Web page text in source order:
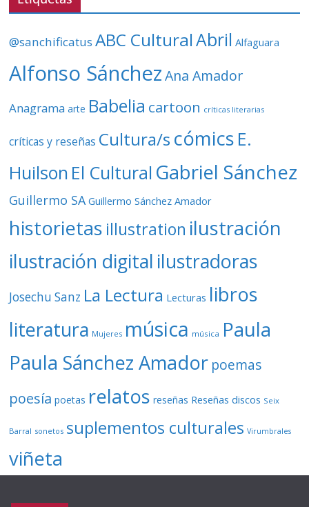
í
e
@sanchificatus ABC CulturalAbril Alfaguara
Alfonso Sánchez Ana Amador
Anagrama arte Babelia cartoon críticas literarias
críticas y reseñas Cultura/s cómics E.
Huilson El Cultural Gabriel Sánchez
Guillermo SA Guillermo Sánchez Amador
historietas illustration ilustración
ilustración digital ilustradoras
Josechu Sanz La Lectura Lecturas libros
literatura Mujeres música música Paula
Paula Sánchez Amador poemas
poesía poetas relatos reseñas Reseñas discos Seix
Barral sonetos suplementos culturales Virumbrales
viñeta